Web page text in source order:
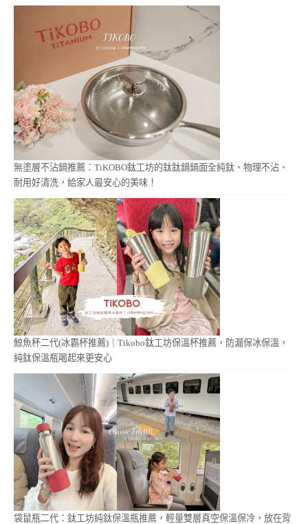
無塗層不沾鍋推薦：TiKOBO鈦工坊的鈦鈦鍋鍋面全純鈦、物理不沾、
耐用好清洗，給家人最安心的美味！
鯨魚杯二代(冰霸杯推薦)｜Tikobo鈦工坊保溫杯推薦，防漏保冰保溫，
純鈦保溫瓶喝起來更安心
袋鼠瓶二代：鈦工坊純鈦保溫瓶推薦，輕量雙層真空保溫保冷，放在背